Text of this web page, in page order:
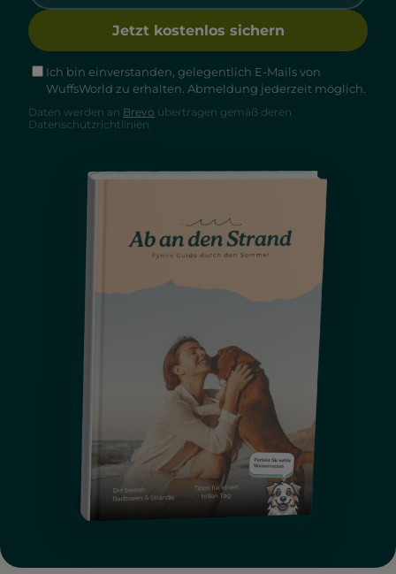
Jetzt kostenlos sichern
Ich bin einverstanden, gelegentlich E-Mails von
WuffsWorld zu erhalten. Abmeldung jederzeit möglich.
Daten werden an Brevo übertragen gemäß deren
Datenschutzrichtlinien.